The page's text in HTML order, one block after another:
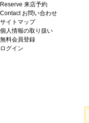
Reserve 来店予約
Contact お問い合わせ
サイトマップ
個人情報の取り扱い
無料会員登録
ログイン